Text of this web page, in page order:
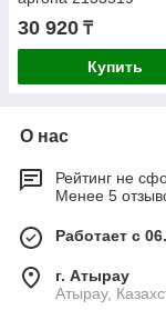
30 920 ₸
Купить
О нас
Рейтинг не
Менее 5
Работает с
г. Атырау
Атырау,